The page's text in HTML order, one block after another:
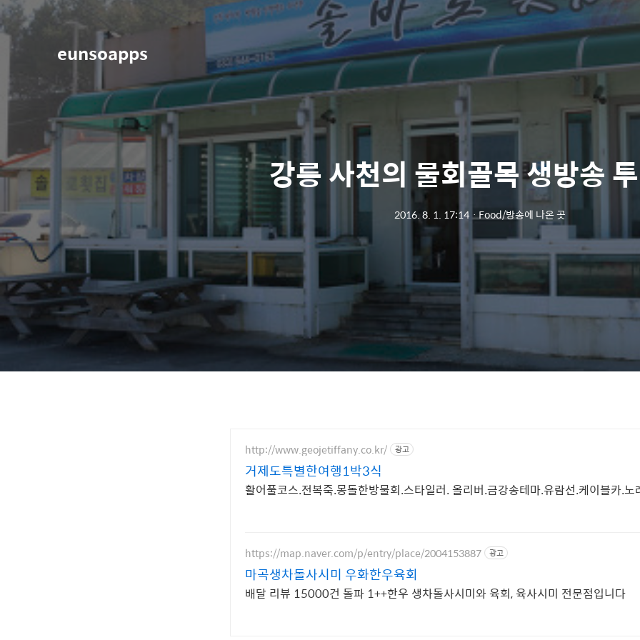
eunsoapps
강릉 사천의 물회골목 생방송
2016. 8. 1. 17:14ㆍFood/방송에 나온 곳
http://www.geojetiffany.co.kr/ 광고
거제도특별한여행1박3식
활어풀코스.전복죽.몽돌한방물회.스타일러. 올리버.금강송테마.유람선.케이블카.노
https://map.naver.com/p/entry/place/2004153887 광고
마곡생차돌사시미 우화한우육회
배달 리뷰 15000건 돌파 1++한우 생차돌사시미와 육회, 육사시미 전문점입니다